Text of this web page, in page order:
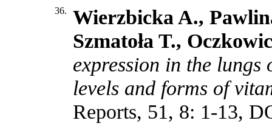
36.
Wierzbicka A.,
Szmatoła T.,
expression in the lungs
levels and forms of
Reports, 51, 8: 1-13,